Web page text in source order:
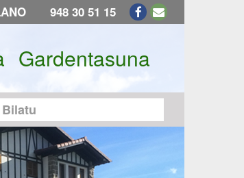
948 30 51 15
Gardentasuna